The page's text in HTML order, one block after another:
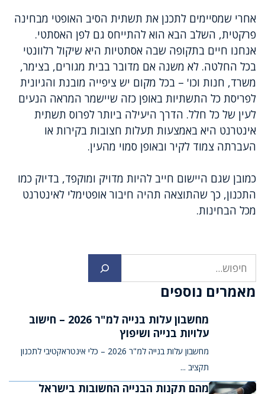
אחרי שמסיימים לתכנן את תשתית הסיב האופטי מבחינה
פרקטית, השלב הבא הוא להתייחס גם לפן האסתטי.
אנחנו חיים בתקופה שבה אסתטיות היא שיקול רלוונטי
בכל החלטה. לא משנה אם מדובר בבית מגורים, בצימר,
משרד, חנות וכו' – בכל מקום יש ציפייה מובנת והגיונית
לפריסת כל התשתיות באופן כזה שיישמר המראה הנעים
לעין של כל חלל. הדרך היעילה ביותר לפרוס תשתית
אינטרנט היא באמצעות תעלות חצובות בקירות או
העברתה צמוד לקיר ובאופן סמוי מהעין.
כמובן שגם היישום חייב להיות מדויק ומוקפד, בדיוק כמו
התכנון, כך שהתוצאה תהיה חיבור אופטימלי לאינטרנט
מכל הבחינות.
מאמרים נוספים
מחשבון עלות בנייה למ"ר 2026 – חישוב
עלויות בנייה ושיפוץ
מחשבון עלות בנייה למ"ר 2026 – כלי אינטראקטיבי לתכנון
תקציב ...
מהם תקנות הבנייה החשובות בישראל